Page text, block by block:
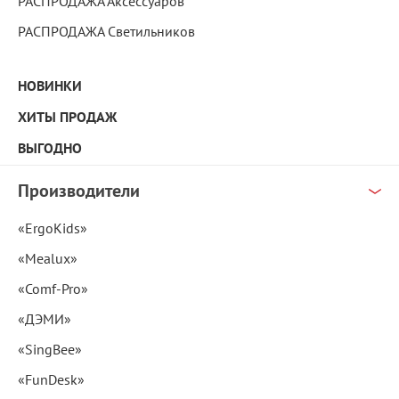
РАСПРОДАЖА Светильников
НОВИНКИ
ХИТЫ ПРОДАЖ
ВЫГОДНО
Производители
«ErgoKids»
«Mealux»
«Comf-Pro»
«ДЭМИ»
«SingBee»
«FunDesk»